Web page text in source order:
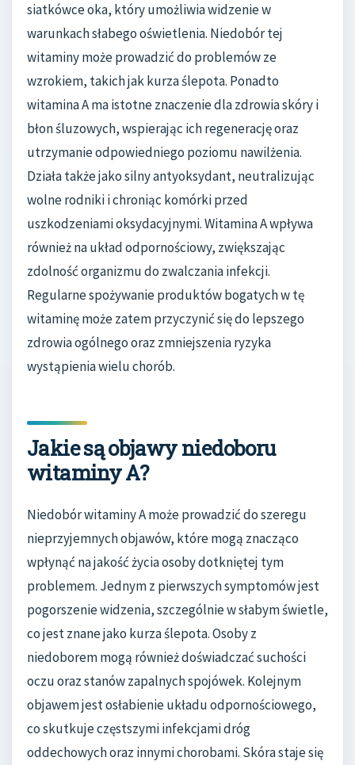
siatkówce oka, który umożliwia widzenie w
warunkach słabego oświetlenia. Niedobór tej
witaminy może prowadzić do problemów ze
wzrokiem, takich jak kurza ślepota. Ponadto
witamina A ma istotne znaczenie dla zdrowia skóry i
błon śluzowych, wspierając ich regenerację oraz
utrzymanie odpowiedniego poziomu nawilżenia.
Działa także jako silny antyoksydant, neutralizując
wolne rodniki i chroniąc komórki przed
uszkodzeniami oksydacyjnymi. Witamina A wpływa
również na układ odpornościowy, zwiększając
zdolność organizmu do zwalczania infekcji.
Regularne spożywanie produktów bogatych w tę
witaminę może zatem przyczynić się do lepszego
zdrowia ogólnego oraz zmniejszenia ryzyka
wystąpienia wielu chorób.
Jakie są objawy niedoboru
witaminy A?
Niedobór witaminy A może prowadzić do szeregu
nieprzyjemnych objawów, które mogą znacząco
wpłynąć na jakość życia osoby dotkniętej tym
problemem. Jednym z pierwszych symptomów jest
pogorszenie widzenia, szczególnie w słabym świetle,
co jest znane jako kurza ślepota. Osoby z
niedoborem mogą również doświadczać suchości
oczu oraz stanów zapalnych spojówek. Kolejnym
objawem jest osłabienie układu odpornościowego,
co skutkuje częstszymi infekcjami dróg
oddechowych oraz innymi chorobami. Skóra staje się